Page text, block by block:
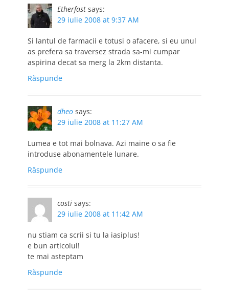
Etherfast says:
29 iulie 2008 at 9:37 AM
Si lantul de farmacii e totusi o afacere, si eu unul
as prefera sa traversez strada sa-mi cumpar
aspirina decat sa merg la 2km distanta.
Răspunde
dheo says:
29 iulie 2008 at 11:27 AM
Lumea e tot mai bolnava. Azi maine o sa fie
introduse abonamentele lunare.
Răspunde
costi says:
29 iulie 2008 at 11:42 AM
nu stiam ca scrii si tu la iasiplus!
e bun articolul!
te mai asteptam
Răspunde